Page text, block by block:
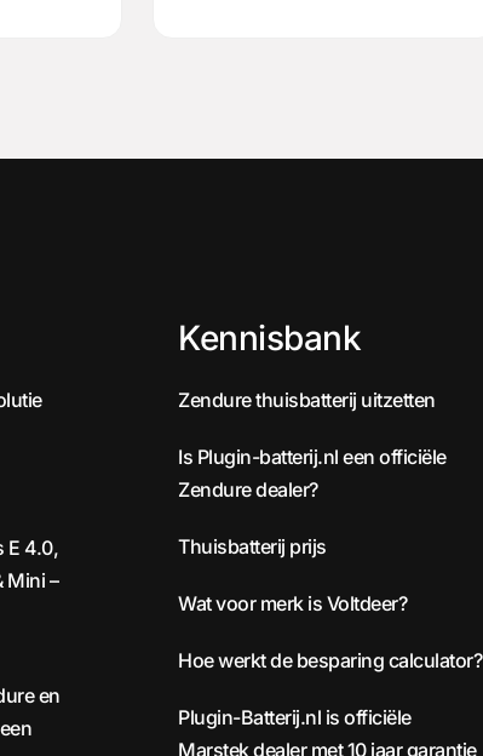
E 4.0,
Mini –
en
Kennisbank
Zendure thuisbatterij uitzetten
Is Plugin-batterij.nl een officiële
Zendure dealer?
Thuisbatterij prijs
Wat voor merk is Voltdeer?
Hoe werkt de besparing calculator?
Plugin-Batterij.nl is officiële
Marstek dealer met 10 jaar garantie